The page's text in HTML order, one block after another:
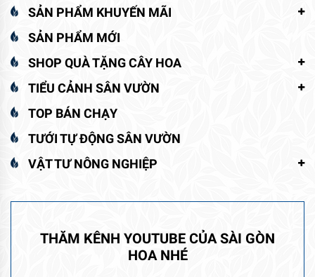
SẢN PHẨM KHUYẾN MÃI
SẢN PHẨM MỚI
SHOP QUÀ TẶNG CÂY HOA
TIỂU CẢNH SÂN VƯỜN
TOP BÁN CHẠY
TƯỚI TỰ ĐỘNG SÂN VƯỜN
VẬT TƯ NÔNG NGHIỆP
THĂM KÊNH YOUTUBE CỦA SÀI GÒN
HOA NHÉ